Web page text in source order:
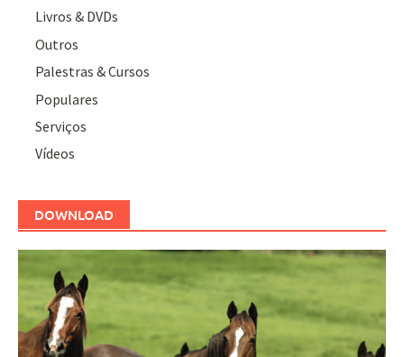
Livros & DVDs
Outros
Palestras & Cursos
Populares
Serviços
Vídeos
DOWNLOAD